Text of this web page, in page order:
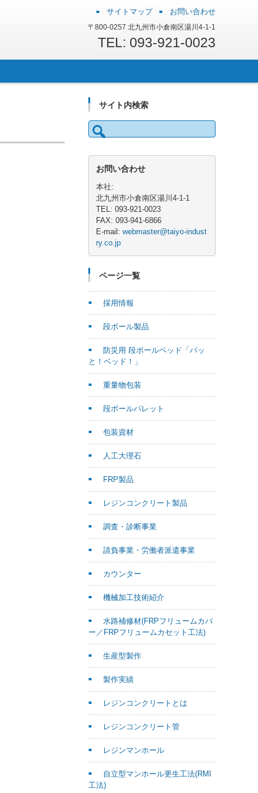
サイトマップ お問い合わせ
〒800-0257 北九州市小倉南区湯川4-1-1
TEL: 093-921-0023
サイト内検索
検
索:
お問い合わせ
本社:
北九州市小倉南区湯川4-1-1
TEL: 093-921-0023
FAX: 093-941-6866
E-mail: webmaster@taiyo-indust
ry.co.jp
ページ一覧
採用情報
段ボール製品
防災用 段ボールベッド「パッ
と！ベッド！」
重量物包装
段ボールパレット
包装資材
人工大理石
FRP製品
レジンコンクリート製品
調査・診断事業
請負事業・労働者派遣事業
カウンター
機械加工技術紹介
水路補修材(FRPフリュームカバ
ー／FRPフリュームカセット工法)
生産型製作
製作実績
レジンコンクリートとは
レジンコンクリート管
レジンマンホール
自立型マンホール更生工法(RMI
工法)